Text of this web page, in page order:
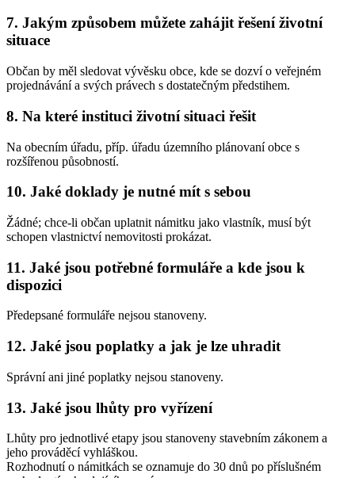
7. Jakým způsobem můžete zahájit řešení životní
situace
Občan by měl sledovat vývěsku obce, kde se dozví o veřejném
projednávání a svých právech s dostatečným předstihem.
8. Na které instituci životní situaci řešit
Na obecním úřadu, příp. úřadu územního plánovaní obce s
rozšířenou působností.
10. Jaké doklady je nutné mít s sebou
Žádné; chce-li občan uplatnit námitku jako vlastník, musí být
schopen vlastnictví nemovitosti prokázat.
11. Jaké jsou potřebné formuláře a kde jsou k
dispozici
Předepsané formuláře nejsou stanoveny.
12. Jaké jsou poplatky a jak je lze uhradit
Správní ani jiné poplatky nejsou stanoveny.
13. Jaké jsou lhůty pro vyřízení
Lhůty pro jednotlivé etapy jsou stanoveny stavebním zákonem a
jeho prováděcí vyhláškou.
Rozhodnutí o námitkách se oznamuje do 30 dnů po příslušném